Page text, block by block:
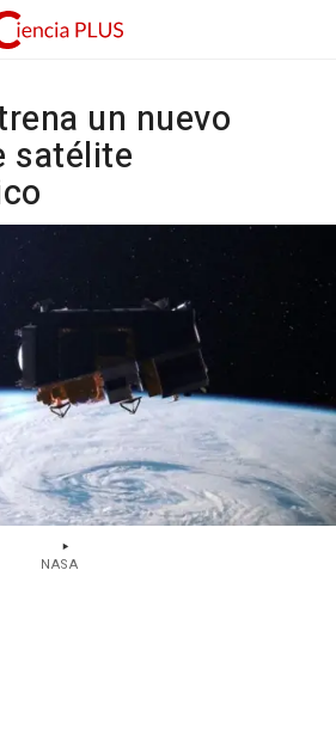
un nuevo
satélite
NASA